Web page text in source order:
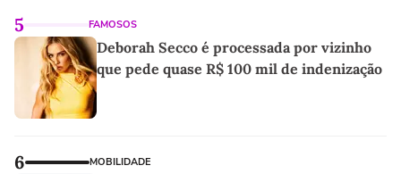
5 FAMOSOS
Deborah Secco é processada por vizinho
que pede quase R$ 100 mil de indenização
6 MOBILIDADE